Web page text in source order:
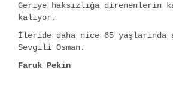
Geriye haksızlığa direnenlerin
kalıyor.
İleride daha nice 65 yaşlarında
Sevgili Osman.
Faruk Pekin